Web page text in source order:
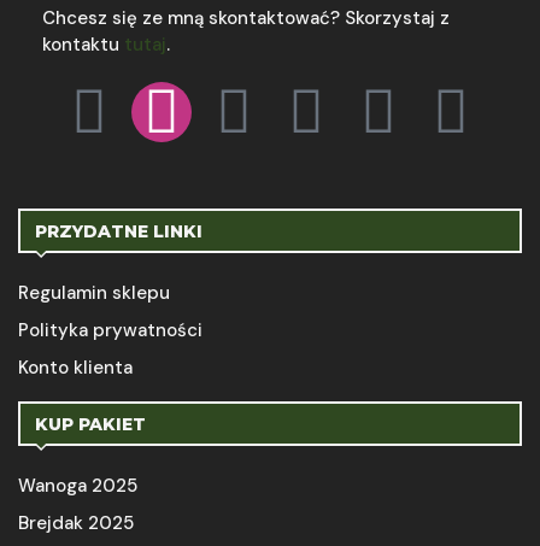
Chcesz się ze mną skontaktować? Skorzystaj z
kontaktu tutaj.
PRZYDATNE LINKI
Regulamin sklepu
Polityka prywatności
Konto klienta
KUP PAKIET
Wanoga 2025
Brejdak 2025